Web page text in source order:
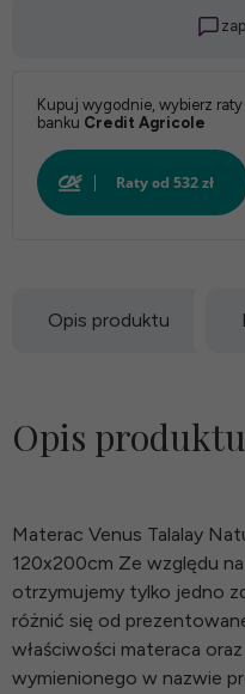
Kupuj wygodnie, wybierz raty
banku Credit Agricole
Opis produktu
Opis produktu
Materac Venus Talalay
120x200cm Ze względu
otrzymujemy tylko jedno
różnić się od
właściwości materaca
wymienionego w nazwie